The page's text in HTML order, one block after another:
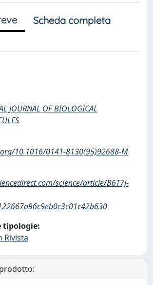
Scheda completa
JOURNAL OF BIOLOGICAL
10.1016/0141-8130(95)92688-M
science/article/B6T7J-
tipologie:
Rivista